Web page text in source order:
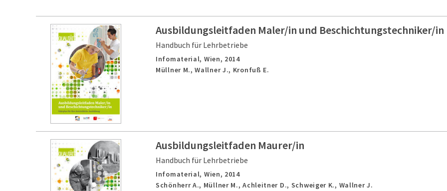
Ausbildungsleitfaden Maler/in und Beschichtungstechniker/in
Handbuch für Lehrbetriebe
Infomaterial, Wien, 2014
Müllner M., Wallner J., Kronfuß E.
Ausbildungsleitfaden Maurer/in
Handbuch für Lehrbetriebe
Infomaterial, Wien, 2014
Schönherr A., Müllner M., Achleitner D., Schweiger K., Wallner J.